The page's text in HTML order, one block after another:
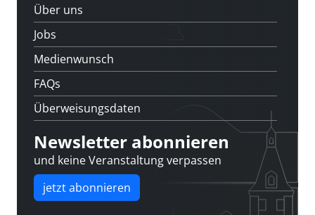
Über uns
Jobs
Medienwunsch
FAQs
Überweisungsdaten
Newsletter abonnieren
und keine Veranstaltung verpassen
jetzt abonnieren